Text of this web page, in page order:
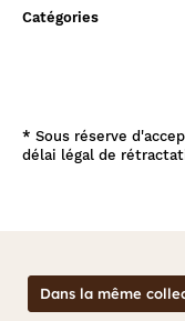
Catégories
* Sous réserve
délai légal de
Dans la même